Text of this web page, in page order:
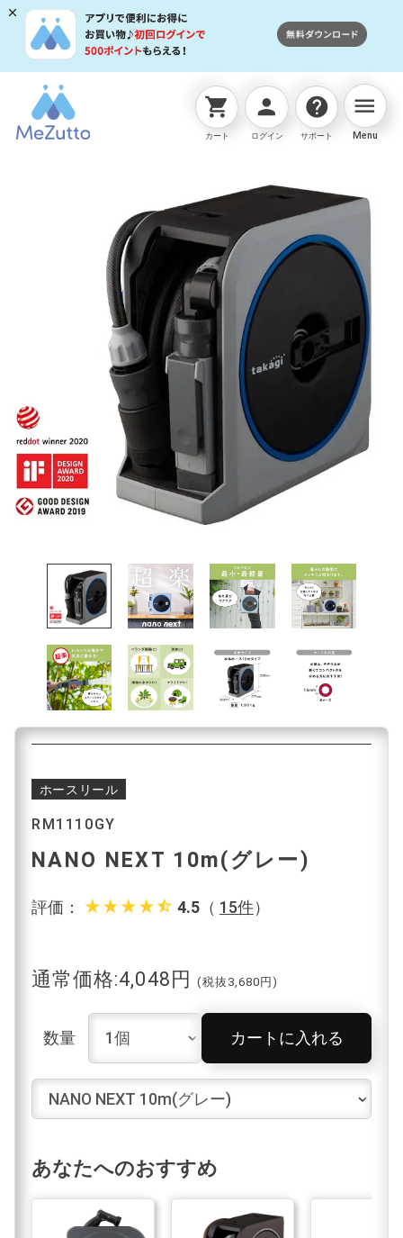
shopping_cart
カート
person
ログイン
help
サポート
menu
Menu
ネットストアTOP ホースリール NANO NEXT 10m(
ホースリール
RM1110GY
NANO NEXT 10m(グレー)
評価： star_rate star_rate star_rate star_rate star_half 4.5（ 15件）
通常価格:4,048円 (税抜3,680円)
数量 カートに入れる
あなたへのおすすめ